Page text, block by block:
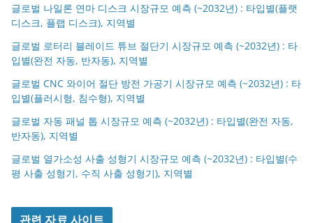
글로벌 나일론 연마 디스크 시장규모 예측 (~2032년) : 타입별(플랫
디스크, 플랩 디스크), 지역별
글로벌 로터리 블레이드 튜브 절단기 시장규모 예측 (~2032년) : 타
입별(완전 자동, 반자동), 지역별
글로벌 CNC 와이어 절단 방전 가공기 시장규모 예측 (~2032년) : 타
입별(플러시형, 침수형), 지역별
글로벌 자동 패널 톱 시장규모 예측 (~2032년) : 타입별(완전 자동,
반자동), 지역별
글로벌 열가소성 사출 성형기 시장규모 예측 (~2032년) : 타입별(수
평 사출 성형기, 수직 사출 성형기), 지역별
관련 자료 사이트